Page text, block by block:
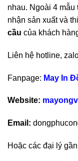
nhau. Ngoài 4 mẫu
nhận sản xuất và
cầu của khách
Liên hệ hotline,
Fanpage: May In
Website:
Email:
Hoặc các đại lý